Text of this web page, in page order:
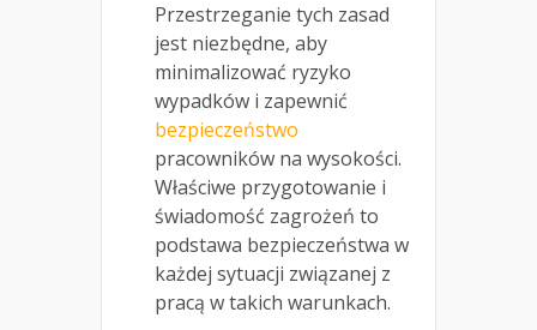
Przestrzeganie tych zasad
jest niezbędne, aby
minimalizować ryzyko
wypadków i zapewnić
bezpieczeństwo
pracowników na wysokości.
Właściwe przygotowanie i
świadomość zagrożeń to
podstawa bezpieczeństwa w
każdej sytuacji związanej z
pracą w takich warunkach.